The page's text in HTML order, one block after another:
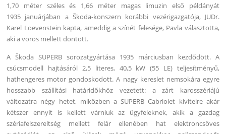
1,70 méter széles és 1,66 méter magas limuzin első példányát
1935 januárjában a Škoda-konszern korábbi vezérigazgatója, JUDr.
Karel Loevenstein kapta, ameddig a színét felesége, Pavla választotta,
aki a vörös mellett döntött.
A Škoda SUPERB sorozatgyártása 1935 márciusban kezdődött. A
csúcsmodell hajtásáról 2,5 literes, 40,5 kW (55 LE) teljesítményű,
hathengeres motor gondoskodott. A nagy kereslet nemsokára egyre
hosszabb szállítási határidőkhöz vezetett: a zárt karosszériájú
változatra négy hetet, miközben a SUPERB Cabriolet kivitelre akár
kétszer ennyit is kellett várniuk az ügyfeleknek, akik a gazdag
szériafelszereltség mellett felár ellenében hat elektroncsöves